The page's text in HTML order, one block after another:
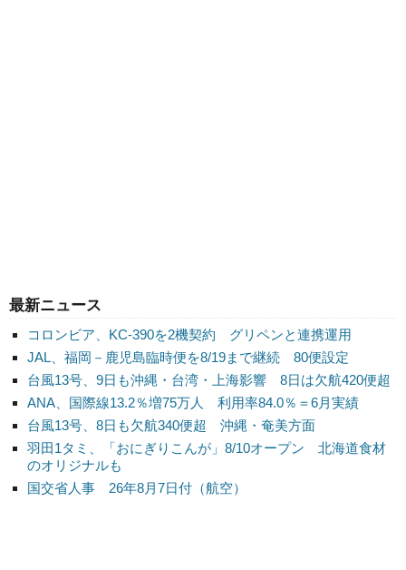
最新ニュース
コロンビア、KC-390を2機契約 グリペンと連携運用
JAL、福岡－鹿児島臨時便を8/19まで継続 80便設定
台風13号、9日も沖縄・台湾・上海影響 8日は欠航420便超
ANA、国際線13.2％増75万人 利用率84.0％＝6月実績
台風13号、8日も欠航340便超 沖縄・奄美方面
羽田1タミ、「おにぎりこんが」8/10オープン 北海道食材
のオリジナルも
国交省人事 26年8月7日付（航空）